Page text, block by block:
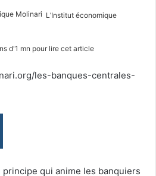
L’Institut économique
d'1 mn pour lire cet article
les-banques-centrales-
qui anime les banquiers